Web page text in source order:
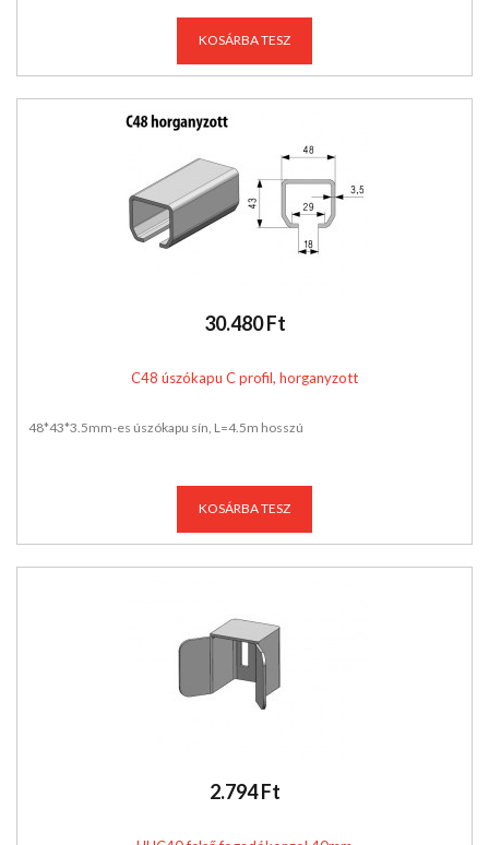
KOSÁRBA TESZ
30.480 Ft
C48 úszókapu C profil, horganyzott
48*43*3.5mm-es úszókapu sín, L=4.5m hosszú
KOSÁRBA TESZ
2.794 Ft